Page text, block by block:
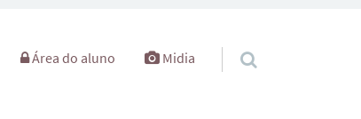
Área do aluno Midia